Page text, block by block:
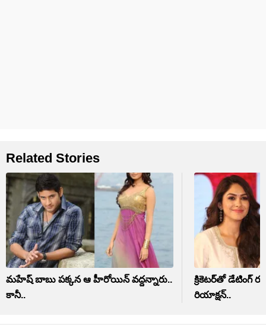
Related Stories
మహేష్ బాబు పక్కన ఆ హీరోయిన్ వద్దన్నారు..
కానీ..
క్రికెటర్‏తో డేటింగ్ రూమర్స్ పై మృణాల్
రియాక్షన్..